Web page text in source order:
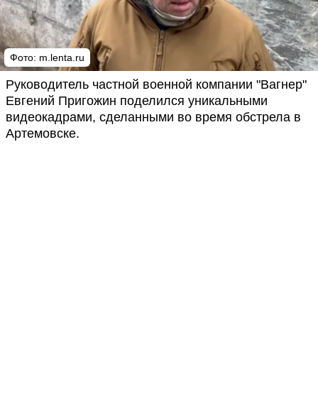
Фото: m.lenta.ru
Руководитель частной военной компании "Вагнер"
Евгений Пригожин поделился уникальными
видеокадрами, сделанными во время обстрела в
Артемовске.